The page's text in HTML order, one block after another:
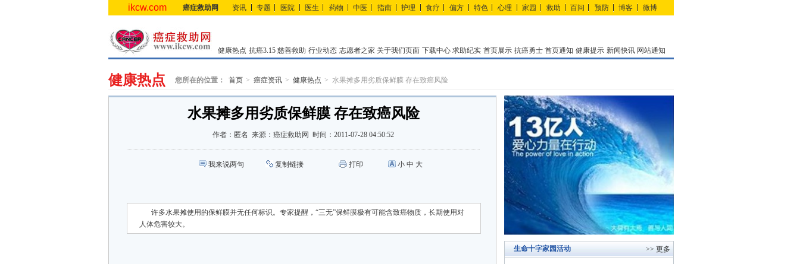
ikcw.com 癌症救助网 资讯 专题 医院 医生 药物 中医 指南 护理 食疗 偏方 特色 心理 家园 救助 百问 预防 博客 微博
健康热点 抗癌3.15 慈善救助 行业动态 志愿者之家 关于我们页面 下载中心 求助纪实 首页展示 抗癌勇士 首页通知 健康提示 新闻快讯 网站通知
健康热点 您所在的位置： 首页 癌症资讯 健康热点 水果摊多用劣质保鲜膜 存在致癌风险
水果摊多用劣质保鲜膜 存在致癌风险
作者： 匿名 来源： 癌症救助网 时间： 2011-07-28 04:50:52
我来说两句 复制链接 打印 小 中 大
许多水果摊使用的保鲜膜并无任何标识。专家提醒，“三无”保鲜膜极有可能含致癌物质，长期使用对
人体危害较大。
生命十字家园活动 >> 更多